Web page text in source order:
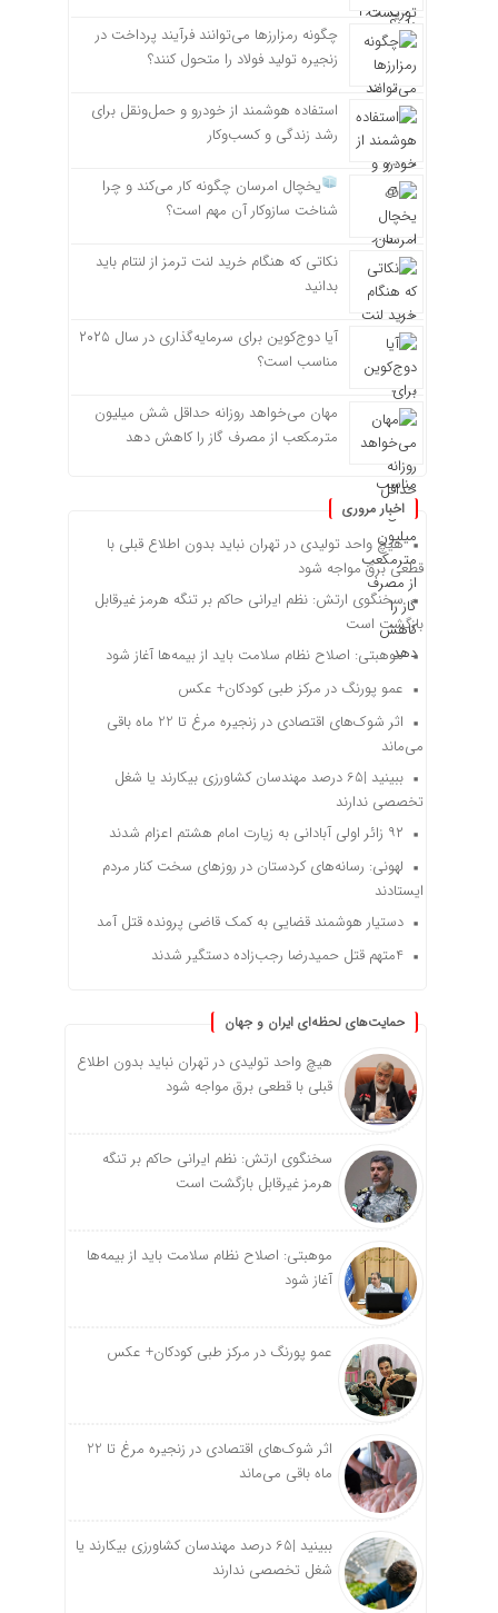
چگونه رمزارزها می‌توانند فرآیند پرداخت در
زنجیره تولید فولاد را متحول کنند؟
استفاده هوشمند از خودرو و حمل‌ونقل برای
رشد زندگی و کسب‌وکار
یخچال امرسان چگونه کار می‌کند و چرا
شناخت سازوکار آن مهم است؟
نکاتی که هنگام خرید لنت ترمز از لنتام باید
بدانید
آیا دوج‌کوین برای سرمایه‌گذاری در سال ۲۰۲۵
مناسب است؟
مهان می‌خواهد روزانه حداقل شش میلیون
مترمکعب از مصرف گاز را کاهش دهد
اخبار مروری
هیچ واحد تولیدی در تهران نباید بدون اطلاع قبلی با
قطعی برق مواجه شود
سخنگوی ارتش: نظم ایرانی حاکم بر تنگه هرمز غیرقابل
بازگشت است
موهبتی: اصلاح نظام سلامت باید از بیمه‌ها آغاز شود
عمو پورنگ در مرکز طبی کودکان+ عکس
اثر شوک‌های اقتصادی در زنجیره مرغ تا 22 ماه باقی
می‌ماند
ببینید |65 درصد مهندسان کشاورزی بیکارند یا شغل
تخصصی ندارند
۹۲ زائر اولی آبادانی به زیارت امام هشتم اعزام شدند
لهونی: رسانه‌های کردستان در روزهای سخت کنار مردم
ایستادند
دستیار هوشمند قضایی به کمک قاضی پرونده قتل آمد
4متهم قتل حمیدرضا رجب‌زاده دستگیر شدند
حمایت‌های لحظه‌ای ایران و جهان
هیچ واحد تولیدی در تهران نباید بدون اطلاع
قبلی با قطعی برق مواجه شود
سخنگوی ارتش: نظم ایرانی حاکم بر تنگه
هرمز غیرقابل بازگشت است
موهبتی: اصلاح نظام سلامت باید از بیمه‌ها
آغاز شود
عمو پورنگ در مرکز طبی کودکان+ عکس
اثر شوک‌های اقتصادی در زنجیره مرغ تا 22
ماه باقی می‌ماند
ببینید |65 درصد مهندسان کشاورزی بیکارند یا
شغل تخصصی ندارند